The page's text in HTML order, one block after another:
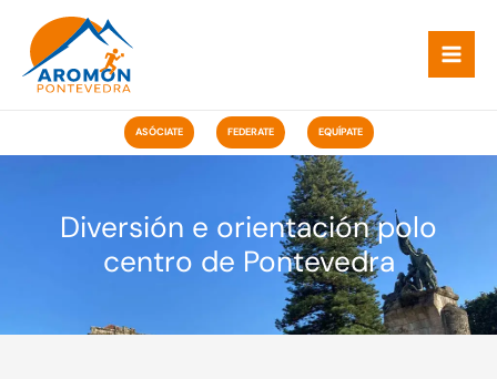
contido
ASÓCIATE FEDERATE EQUÍPATE
Diversión e orientación polo
centro de Pontevedra